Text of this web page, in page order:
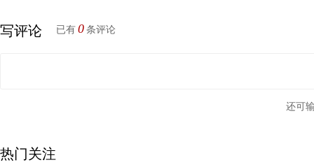
写评论 已有 0 条评论
还可
热门关注